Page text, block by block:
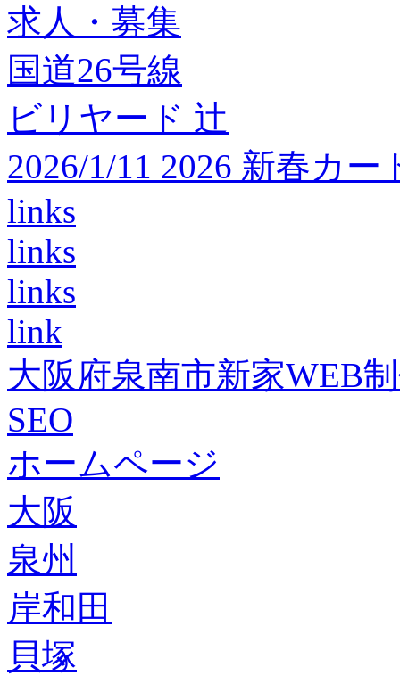
求人・募集
国道26号線
ビリヤード 辻
2026/1/11 2026 新春カ
links
links
links
link
大阪府泉南市新家WEB
SEO
ホームページ
大阪
泉州
岸和田
貝塚